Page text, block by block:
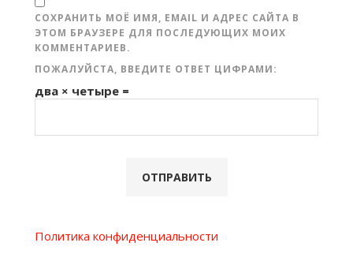
СОХРАНИТЬ МОЁ ИМЯ, EMAIL И АДРЕС САЙТА В
ЭТОМ БРАУЗЕРЕ ДЛЯ ПОСЛЕДУЮЩИХ МОИХ
КОММЕНТАРИЕВ.
ПОЖАЛУЙСТА, ВВЕДИТЕ ОТВЕТ ЦИФРАМИ:
два × четыре =
Политика конфиденциальности